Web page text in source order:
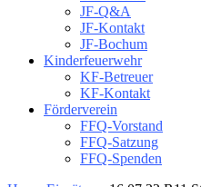
JF-Q&A
JF-Kontakt
JF-Bochum
Kinderfeuerwehr
KF-Betreuer
KF-Kontakt
Förderverein
FFQ-Vorstand
FFQ-Satzung
FFQ-Spenden